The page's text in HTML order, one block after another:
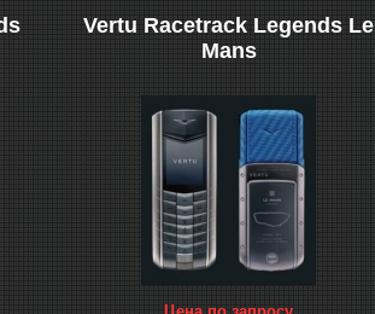
Vertu Racetrack Legends Le
Mans